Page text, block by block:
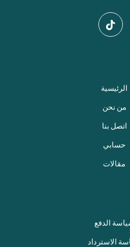
الرئيسية
من نحن
اتصل بنا
حسابي
مقالات
الدفع
الاسترداد